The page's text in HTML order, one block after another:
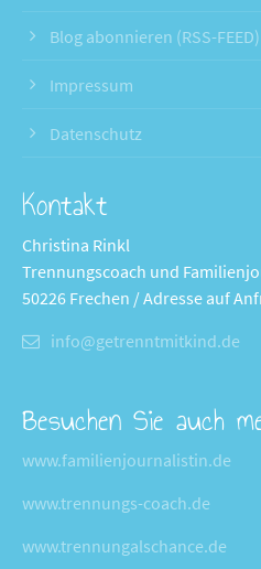
Blog abonnieren (RSS-FEED)
Impressum
Datenschutz
Kontakt
Christina Rinkl
Trennungscoach und
50226 Frechen / Adresse auf
info@getrenntmitkind.de
Besuchen Sie auch
www.familienjournalistin.de
www.trennungs-coach.de
www.trennungalschance.de